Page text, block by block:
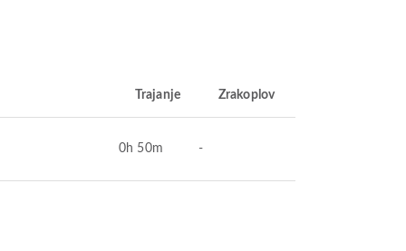
Trajanje Zrakoplov
0h 50m -